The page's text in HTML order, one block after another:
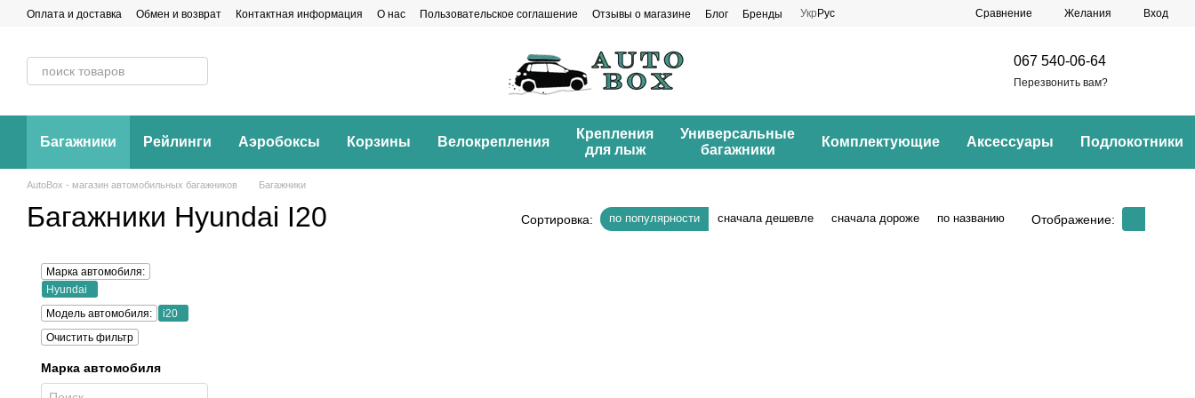
Перейти к основному контенту
Оплата и доставка Обмен и возврат Контактная информация О нас Пользовательское соглашение Отзывы о магазине Блог Бренды Укр Рус Сравнение Желания Вход
067 540-06-64
Перезвонить вам?
Багажники Рейлинги Аэробоксы Корзины Велокрепления
Крепления
для лыж
Универсальные
багажники
Комплектующие Аксессуары Подлокотники
AutoBox - магазин автомобильных багажников Багажники
Багажники Hyundai I20 Сортировка: по популярности сначала дешевле сначала дороже по названию Отображение:
Марка автомобиля:
Hyundai
Модель автомобиля:
i20
Очистить фильтр
Марка автомобиля